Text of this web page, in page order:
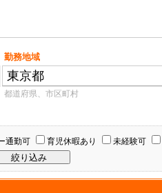
勤務地域
都道府県、市区町村
通勤可 育児休暇あり 未経験可